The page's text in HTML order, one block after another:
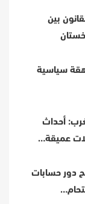
بين
سياسية
أحداث
عميقة…
دور حسابات